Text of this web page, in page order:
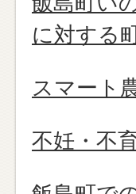
に対する
スマート
不妊・不